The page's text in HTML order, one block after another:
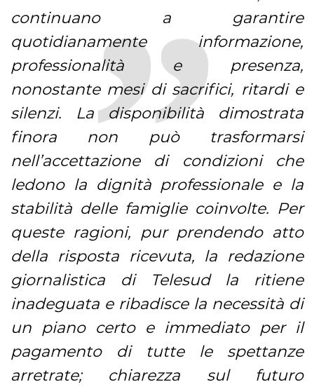
continuano a garantire
quotidianamente informazione,
professionalità e presenza,
nonostante mesi di sacrifici, ritardi e
silenzi. La disponibilità dimostrata
finora non può trasformarsi
nell’accettazione di condizioni che
ledono la dignità professionale e la
stabilità delle famiglie coinvolte. Per
queste ragioni, pur prendendo atto
della risposta ricevuta, la redazione
giornalistica di Telesud la ritiene
inadeguata e ribadisce la necessità di
un piano certo e immediato per il
pagamento di tutte le spettanze
arretrate; chiarezza sul futuro